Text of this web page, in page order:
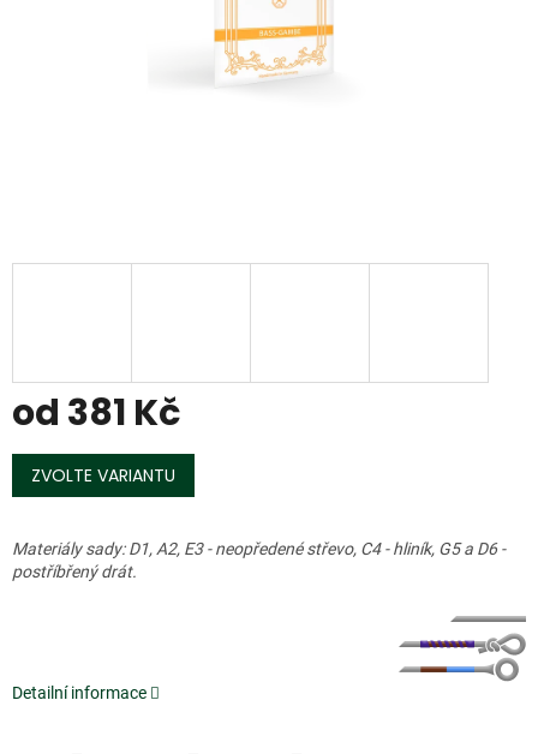
od 381 Kč
Měrná
cena:
ZVOLTE VARIANTU
Materiály sady: D1, A2, E3 - neopředené střevo, C4 - hliník, G5 a D6 -
postříbřený drát.
Detailní informace